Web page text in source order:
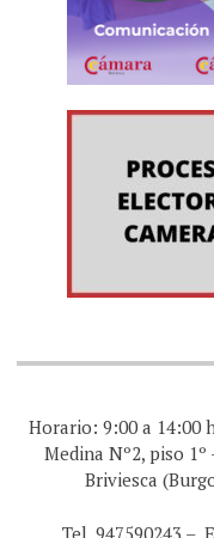
Horario: 9:00 a 14:00
Medina Nº2, piso 1º
Briviesca
Tel. 947590243 –